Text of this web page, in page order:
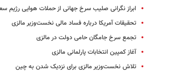
ابراز نگرانی صلیب سرخ جهانی از حملات هوایی رژیم
تحقیقات آمریکا درباره فساد مالی نخست‌وزیر مالزی
تجمع سرخ جامگان حامی دولت در مالزی
آغاز کمپین انتخابات پارلمانی مالزی
تلاش نخست‌وزیر مالزی برای نزدیک شدن به چین